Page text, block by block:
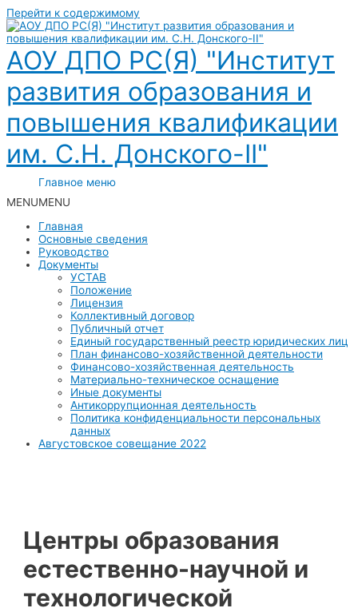
Перейти к содержимому
АОУ ДПО РС(Я) "Институт
развития образования и
повышения квалификации
им. С.Н. Донского-II"
Главное меню
MENUMENU
Главная
Основные сведения
Руководство
Документы
УСТАВ
Положение
Лицензия
Коллективный договор
Публичный отчет
Единый государственный реестр юридических лиц
План финансово-хозяйственной деятельности
Финансово-хозяйственная деятельность
Материально-техническое оснащение
Иные документы
Антикоррупционная деятельность
Политика конфиденциальности персональных
данных
Августовское совещание 2022
Центры образования
естественно-научной и
технологической